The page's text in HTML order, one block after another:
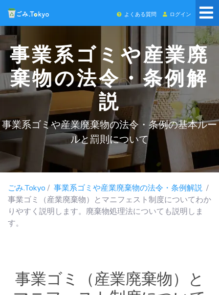
よくある質問 ログイン
事業系ゴミや産業廃
棄物の法令・条例解
説
事業系ゴミや産業廃棄物の法令・条例の基本ルー
ルと罰則について
ごみ.Tokyo / 事業系ゴミや産業廃棄物の法令・条例解説 /
事業ゴミ（産業廃棄物）とマニフェスト制度についてわか
りやすく説明します。廃棄物処理法についても説明しま
す。
事業ゴミ（産業廃棄物）と